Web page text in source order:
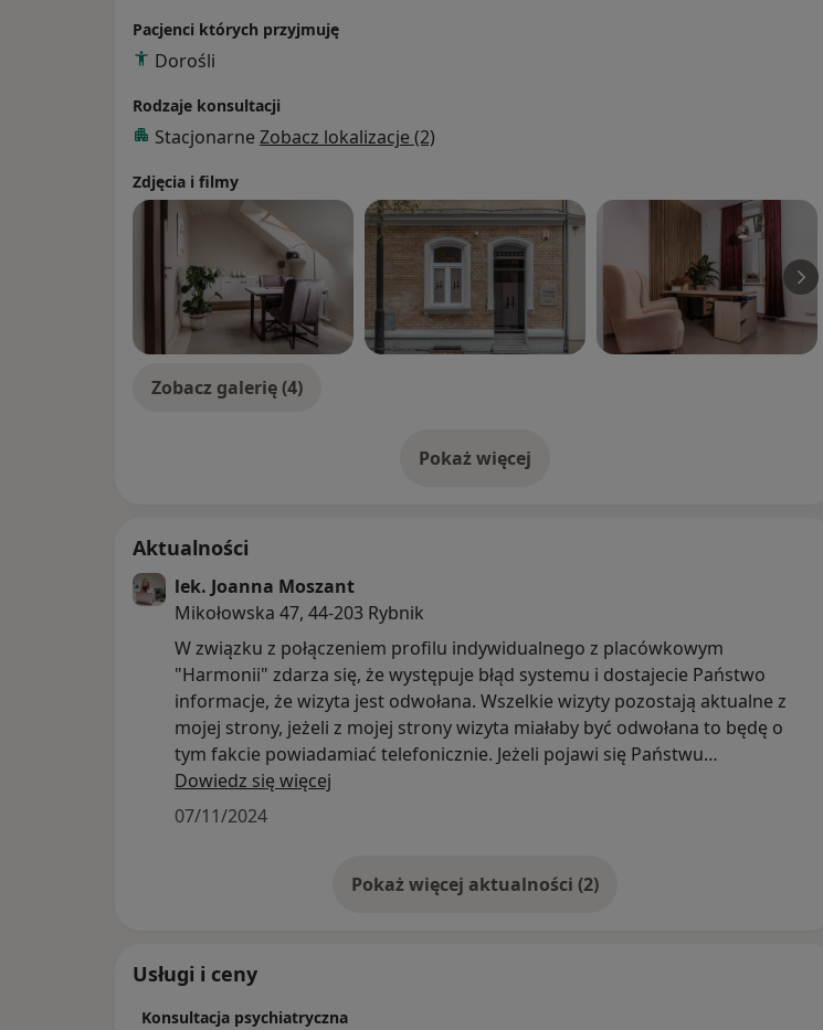
Pacjenci których przyjmuję
Dorośli
Rodzaje konsultacji
Stacjonarne Zobacz lokalizacje (2)
Zdjęcia i filmy
Zobacz galerię (4)
Pokaż więcejo doświadczeniu
Aktualności
lek. Joanna Moszant
Mikołowska 47, 44-203 Rybnik
W związku z połączeniem profilu indywidualnego z placówkowym
"Harmonii" zdarza się, że występuje błąd systemu i dostajecie Państwo
informacje, że wizyta jest odwołana. Wszelkie wizyty pozostają aktualne z
mojej strony, jeżeli z mojej strony wizyta miałaby być odwołana to będę o
tym fakcie powiadamiać telefonicznie. Jeżeli pojawi się Państwu
informacja, że wizyta jest odwołana przez specjalistę to proszę taką
informację zignorować i przyjść na wizytę zgodnie z wcześniejszym
Dowiedz się więcej
07/11/2024
Pokaż więcej aktualności (2)
Usługi i ceny
Konsultacja psychiatryczna